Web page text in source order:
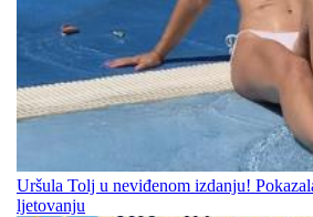
Uršula Tolj u neviđenom izdanju!
ljetovanju